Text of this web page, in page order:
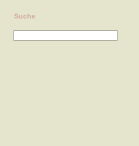
Suche